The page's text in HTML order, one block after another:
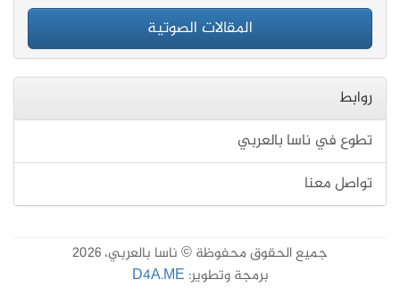
المقالات الصوتية
روابط
تطوع في ناسا بالعربي
تواصل معنا
جميع الحقوق محفوظة © ناسا بالعربي، 2026
برمجة وتطوير: D4A.ME